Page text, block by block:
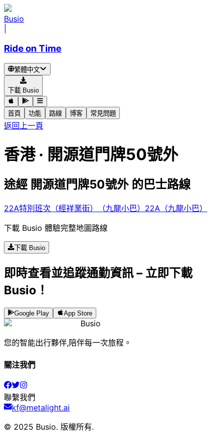
Busio
Ride on Time
繁體中文
下載 Busio
首頁 功能 路線 博客 常見問題
返回上一頁
香港 · 開源道門牌50號外
途經 開源道門牌50號外 的巴士路線
22A特別班次（經祥業街）（九龍小巴） 22A（九龍小巴）
下載 Busio 體驗完整地圖路線
下載 Busio
即時查看並追蹤通勤資訊 – 立即下載
Busio！
Google Play App Store
Busio
您的智能出行夥伴,陪伴每一次旅程。
關注我們
聯繫我們
kf@metalight.ai
© 2025 Busio. 版權所有.